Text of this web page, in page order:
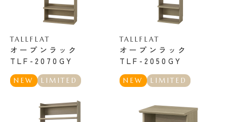
TALLFLAT
オープンラック
TLF-2070GY
NEW LIMITED
TALLFLAT
オープンラック
TLF-2050GY
NEW LIMITED